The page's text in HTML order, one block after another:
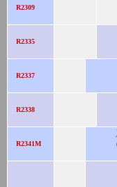
R2309
R2335
R2337
R2338
R2341M